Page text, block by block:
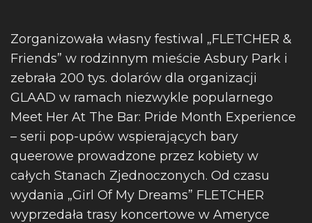
Zorganizowała własny festiwal „FLETCHER &
Friends” w rodzinnym mieście Asbury Park i
zebrała 200 tys. dolarów dla organizacji
GLAAD w ramach niezwykle popularnego
Meet Her At The Bar: Pride Month Experience
– serii pop-upów wspierających bary
queerowe prowadzone przez kobiety w
całych Stanach Zjednoczonych. Od czasu
wydania „Girl Of My Dreams” FLETCHER
wyprzedała trasy koncertowe w Ameryce